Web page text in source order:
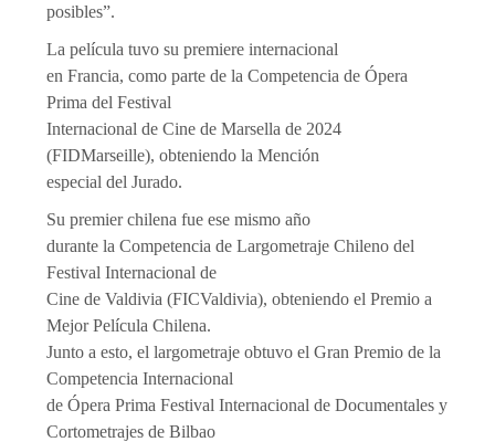
posibles”.
La película tuvo su premiere internacional
en Francia, como parte de la Competencia de Ópera
Prima del Festival
Internacional de Cine de Marsella de 2024
(FIDMarseille), obteniendo la Mención
especial del Jurado.
Su premier chilena fue ese mismo año
durante la Competencia de Largometraje Chileno del
Festival Internacional de
Cine de Valdivia (FICValdivia), obteniendo el Premio a
Mejor Película Chilena.
Junto a esto, el largometraje obtuvo el Gran Premio de la
Competencia Internacional
de Ópera Prima Festival Internacional de Documentales y
Cortometrajes de Bilbao